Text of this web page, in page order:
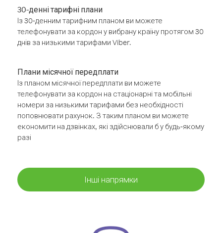
30-денні тарифні плани
Із 30-денним тарифним планом ви можете
телефонувати за кордон у вибрану країну протягом 30
днів за низькими тарифами Viber.
Плани місячної передплати
Із планом місячної передплати ви можете
телефонувати за кордон на стаціонарні та мобільні
номери за низькими тарифами без необхідності
поповнювати рахунок. З таким планом ви можете
економити на дзвінках, які здійснювали б у будь-якому
разі
Інші напрямки